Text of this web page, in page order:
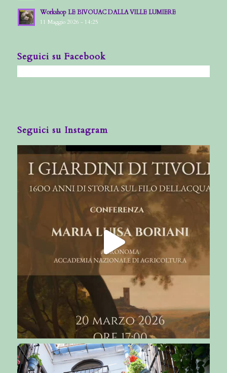
Workshop LE BIVOUAC DALLA VILLE LUMIERE
11 Maggio 2026 - 14:25
Seguici su Facebook
Seguici su Instagram